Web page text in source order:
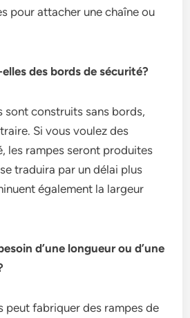
pour attacher une chaîne ou
des bords de sécurité?
sont construits sans bords,
Si vous voulez des
les rampes seront produites
traduira par un délai plus
également la largeur
d’une longueur ou d’une
peut fabriquer des rampes de